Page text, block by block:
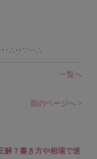
一覧へ
前のページへ >
解？書き方や相場で迷